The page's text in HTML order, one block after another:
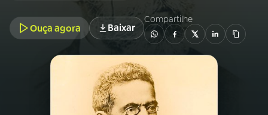
A RÁDIO
PROGRAMAÇÃO
PROGRAMAS
Ouça agora Baixar
Compartilhe